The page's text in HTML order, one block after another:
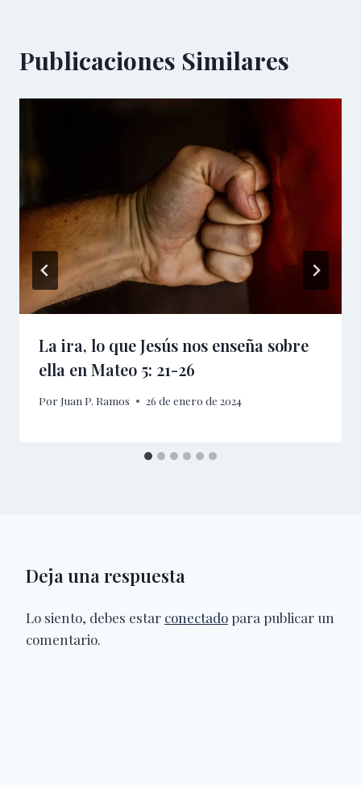
Publicaciones Similares
La ira, lo que Jesús nos enseña sobre
ella en Mateo 5: 21-26
Por Juan P. Ramos 26 de enero de 2024
Deja una respuesta
Lo siento, debes estar conectado para publicar un
comentario.